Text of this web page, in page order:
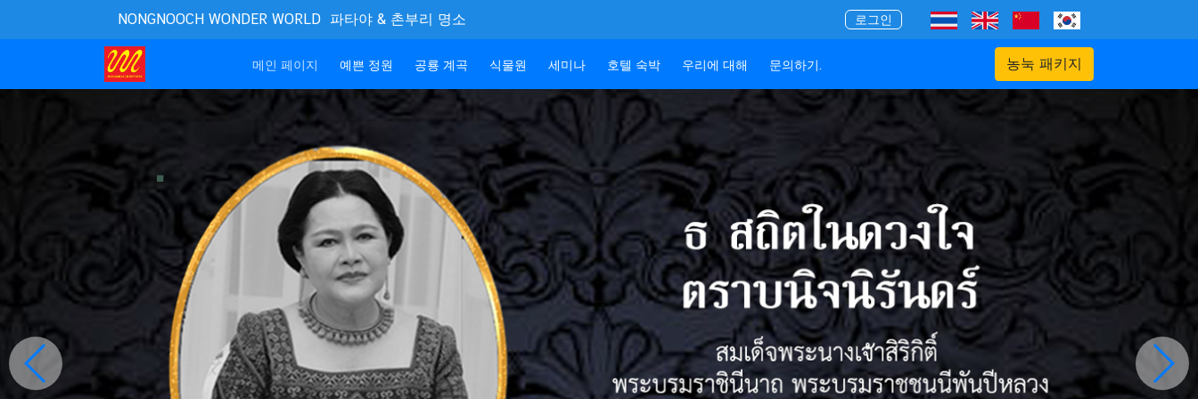
NONGNOOCH WONDER WORLD 파타야 & 촌부리 명소 로그인
메인 페이지 (current)
예쁜 정원 공룡 계곡 식물원 세미나 호텔 숙박 우리에 대해 문의하기. 농눅 패키지
.